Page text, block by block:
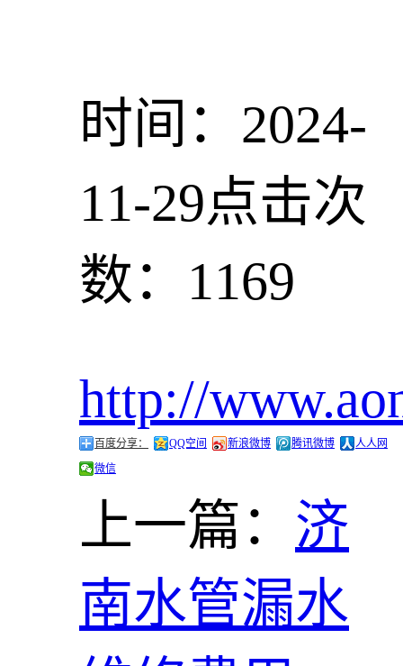
时间：2024-
11-29点击次
数：1169
http://
百度分享： QQ空间 新浪微博 腾讯微博
人人网
微信
上一篇： 济
南水管漏水